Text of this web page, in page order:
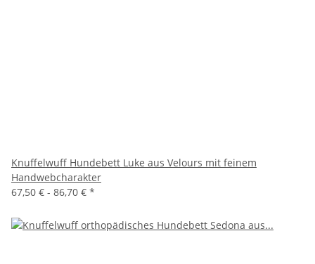
Knuffelwuff Hundebett Luke aus Velours mit feinem
Handwebcharakter
67,50 € - 86,70 € *